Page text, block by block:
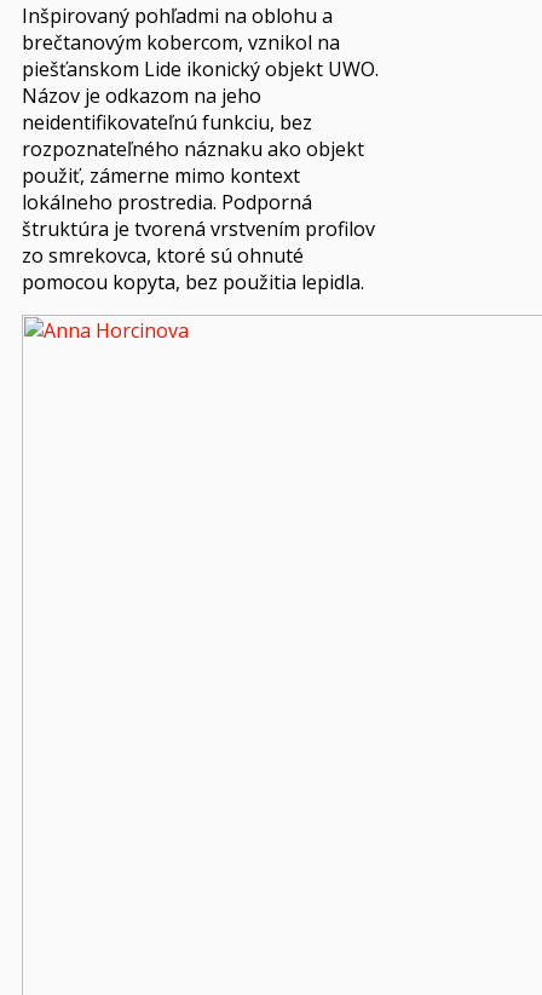
Inšpirovaný pohľadmi na oblohu a
brečtanovým kobercom, vznikol na
piešťanskom Lide ikonický objekt UWO.
Názov je odkazom na jeho
neidentifikovateľnú funkciu, bez
rozpoznateľného náznaku ako objekt
použiť, zámerne mimo kontext
lokálneho prostredia. Podporná
štruktúra je tvorená vrstvením profilov
zo smrekovca, ktoré sú ohnuté
pomocou kopyta, bez použitia lepidla.